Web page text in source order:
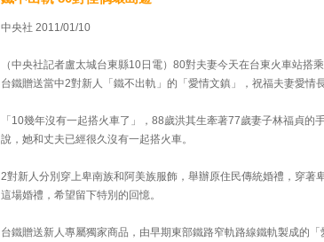
中央社 2011/01/10
（中央社記者盧太城台東縣10日電）80對夫妻今天在台東火車站搭
台鐵贈送當中2對新人「鐵不出軌」的「愛情文鎮」，祝福夫妻愛情長
「10幾年沒有一起搭火車了」，88歲洪其生牽著77歲妻子林福貞
說，她和丈夫已經很久沒有一起搭火車。
2對新人分別穿上卑南族和阿美族服飾，舉辦原住民傳統婚禮，穿
這場婚禮，希望留下特別的回憶。
台鐵贈送新人專屬獨家商品，由早期東部鐵路窄軌路線鐵軌製成的